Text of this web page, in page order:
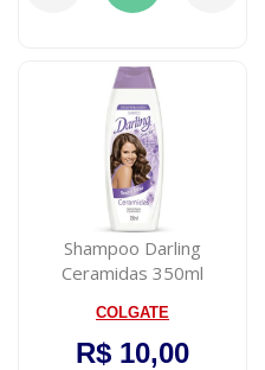
Shampoo Darling
Ceramidas 350ml
COLGATE
R$ 10,00